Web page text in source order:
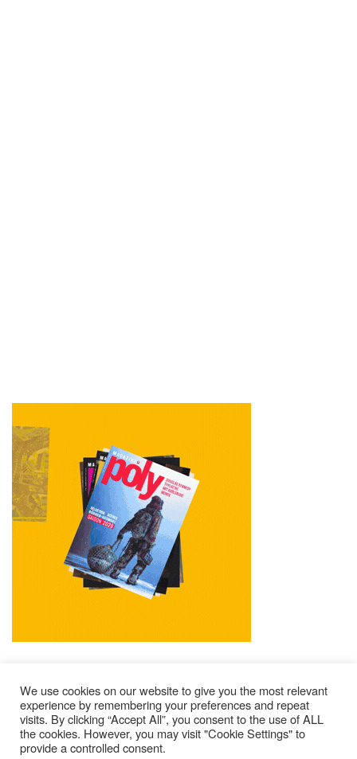
Impressum Kontakt
Alle Ausgaben Lesen
POLY Abonnieren
We use cookies on our website to give you the most relevant
experience by remembering your preferences and repeat
visits. By clicking “Accept All”, you consent to the use of ALL
the cookies. However, you may visit "Cookie Settings" to
provide a controlled consent.